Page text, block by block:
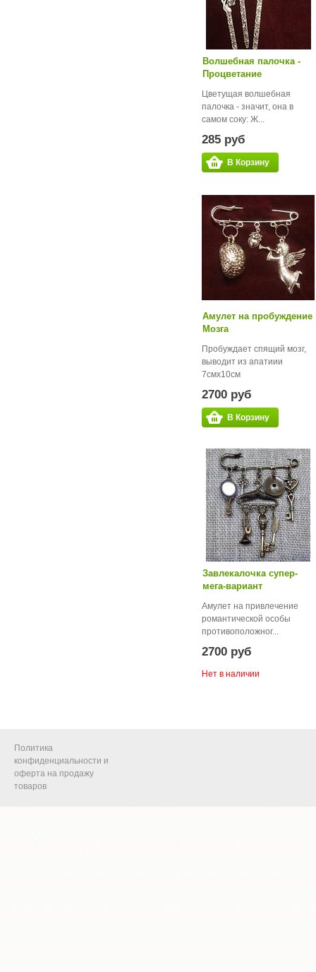
Волшебная палочка -
Процветание
Цветущая волшебная
палочка - значит, она в
самом соку: Ж...
285 руб
В Корзину
Амулет на пробуждение
Мозга
Пробуждает спящий мозг,
выводит из апатиии
7смх10см
2700 руб
В Корзину
Завлекалочка супер-
мега-вариант
Амулет на привлечение
романтической особы
противоположног...
2700 руб
Нет в наличии
Политика
конфиденциальности и
оферта на продажу
товаров